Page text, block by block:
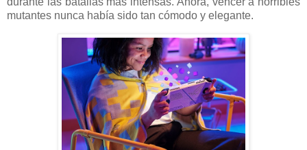
mutantes nunca había sido tan cómodo y elegante.